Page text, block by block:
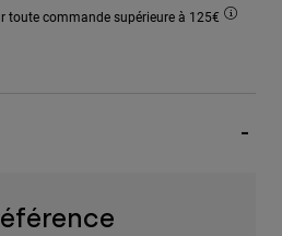
toute commande supérieure à 125€